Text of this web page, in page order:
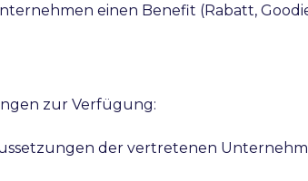
einen Benefit (Rabatt,
zur Verfügung:
der vertretenen